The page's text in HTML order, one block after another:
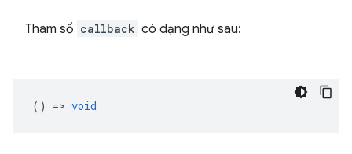
Tham số callback có dạng như sau:
() => void